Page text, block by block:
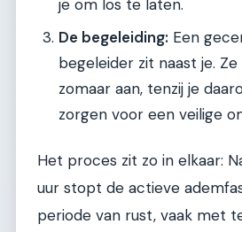
je om los te laten.
De begeleiding: Een
begeleider zit naast je.
zomaar aan, tenzij je
zorgen voor een veilige
Het proces zit zo in elkaar:
uur stopt de actieve
periode van rust, vaak met